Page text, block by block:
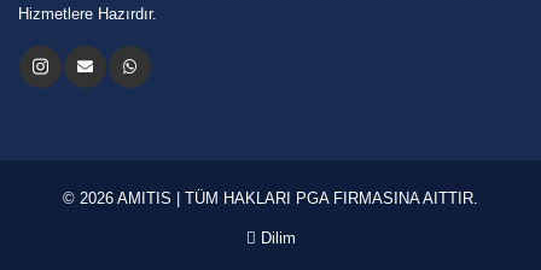
Hizmetlere Hazırdır.
© 2026 AMITIS | TÜM HAKLARI PGA FIRMASINA AITTIR.
Dilim